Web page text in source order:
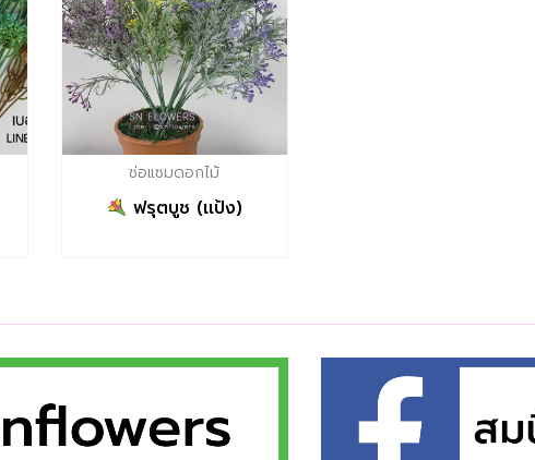
ช่อแซมดอกไม้
ฟรุตบูช (เเป้ง)